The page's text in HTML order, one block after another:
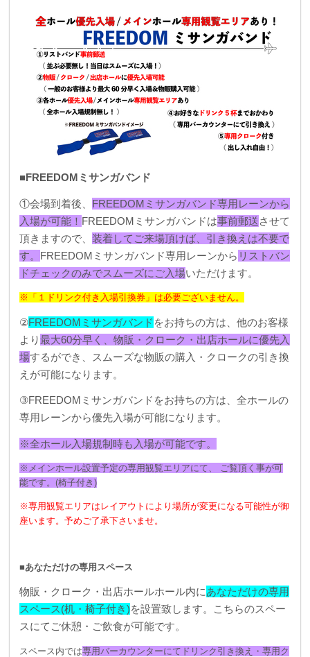
■FREEDOMミサンガバンド
①会場到着後、 FREEDOMミサンガバンド専用レーンから
入場が可能！ FREEDOMミサンガバンドは事前郵送させて
頂きますので、 装着してご来場頂けば、引き換えは不要で
す。 FREEDOMミサンガバンド専用レーンから リストバン
ドチェックのみでスムーズにご入場いただけます。
※「１ドリンク付き入場引換券」は必要ございません。
②FREEDOMミサンガバンド をお持ちの方は、他のお客様
より最大60分早く、物販・クローク・出店ホールに優先入
場するができ、スムーズな物販の購入・クロークの引き換
えが可能になります。
③FREEDOMミサンガバンドをお持ちの方は、全ホールの
専用レーンから優先入場が可能になります。
※全ホール入場規制時も入場が可能です。
※メインホール設置予定の専用観覧エリアにて、 ご覧頂く事が可
能です。(椅子付き)
※専用観覧エリアはレイアウトにより場所が変更になる可能性が御
座います。予めご了承下さいませ。
■あなただけの専用スペース
物販・クローク・出店ホールホール内にあなただけの専用
スペース(机・椅子付き)を設置致します。こちらのスペー
スにてご休憩・ご飲食が可能です。
スペース内では専用バーカウンターにてドリンク引き換え・専用ク